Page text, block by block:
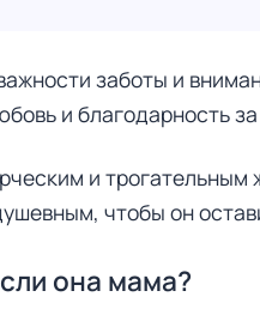
заботы и
и благодарность
и трогательным
чтобы он
она мама?